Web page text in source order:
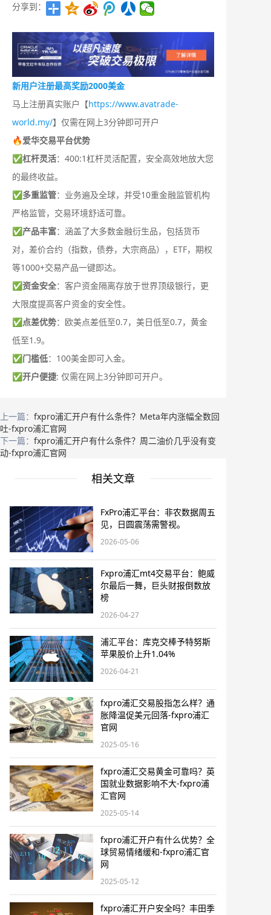
分享到：
新用户注册最高奖励2000美金
马上注册真实账户【https://www.avatrade-
world.my/】仅需在网上3分钟即可开户
🔥爱华交易平台优势
✅杠杆灵活：400:1杠杆灵活配置，安全高效地放大您
的最终收益。
✅多重监管：业务遍及全球，并受10重金融监管机构
严格监管，交易环境舒适可靠。
✅产品丰富：涵盖了大多数金融衍生品，包括货币
对，差价合约（指数，债券，大宗商品），ETF，期权
等1000+交易产品一键即达。
✅资金安全：客户资金隔离存放于世界顶级银行，更
大限度提高客户资金的安全性。
✅点差优势：欧美点差低至0.7，美日低至0.7，黄金
低至1.9。
✅门槛低：100美金即可入金。
✅开户便捷: 仅需在网上3分钟即可开户。
上一篇： fxpro浦汇开户有什么条件？Meta年内涨幅全数回
吐-fxpro浦汇官网
下一篇： fxpro浦汇开户有什么条件？周二油价几乎没有变
动-fxpro浦汇官网
相关文章
FxPro浦汇平台：非农数据周五
见，日圆震荡需警视。
2026-05-06
Fxpro浦汇mt4交易平台：鲍威
尔最后一舞，巨头财报倒数放
榜
2026-04-27
浦汇平台：库克交棒予特努斯
苹果股价上升1.04%
2026-04-21
fxpro浦汇交易股指怎么样？通
胀降温促美元回落-fxpro浦汇
官网
2025-05-16
fxpro浦汇交易黄金可靠吗？英
国就业数据影响不大-fxpro浦
汇官网
2025-05-14
fxpro浦汇开户有什么优势？全
球贸易情绪缓和-fxpro浦汇官
网
2025-05-12
fxpro浦汇开户安全吗？丰田季